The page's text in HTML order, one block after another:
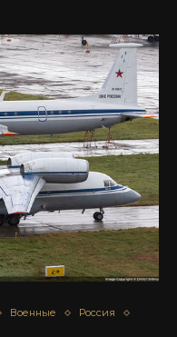
Военные
Россия